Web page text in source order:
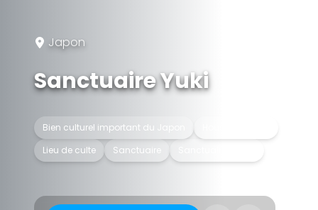
Japon
Sanctuaire Yuki
Bien culturel important du Japon
Lieu de culte
Sanctuaire